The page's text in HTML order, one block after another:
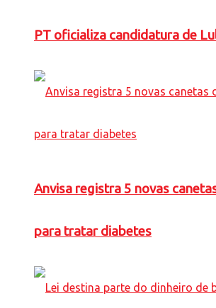
PT oficializa candidatura de
Anvisa registra 5 novas
para tratar diabetes